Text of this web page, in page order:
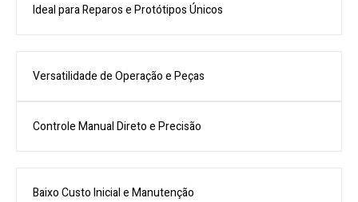
Ideal para Reparos e Protótipos Únicos
Versatilidade de Operação e Peças
Controle Manual Direto e Precisão
Baixo Custo Inicial e Manutenção